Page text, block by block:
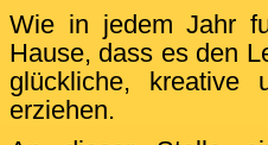
Wie in jedem Jahr
Hause, dass es den
glückliche, kreative
erziehen.